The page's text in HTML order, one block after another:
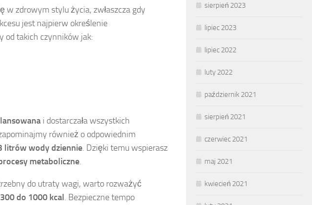
w zdrowym stylu życia, zwłaszcza gdy
jest najpierw określenie
od takich czynników jak:
i dostarczała wszystkich
również o odpowiednim
litrów wody dziennie. Dzięki temu wspierasz
metaboliczne.
do utraty wagi, warto rozważyć
300 do 1000 kcal. Bezpieczne tempo
sierpień 2023
lipiec 2023
lipiec 2022
luty 2022
październik 2021
sierpień 2021
czerwiec 2021
maj 2021
kwiecień 2021